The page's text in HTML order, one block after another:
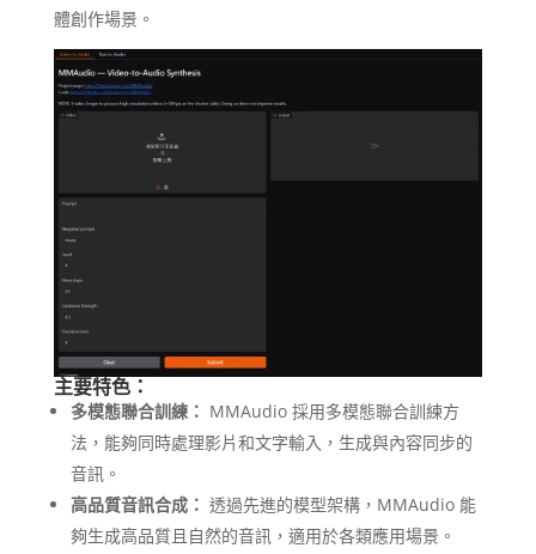
體創作場景。
主要特色：
多模態聯合訓練： MMAudio 採用多模態聯合訓練方
法，能夠同時處理影片和文字輸入，生成與內容同步的
音訊。
高品質音訊合成： 透過先進的模型架構，MMAudio 能
夠生成高品質且自然的音訊，適用於各類應用場景。